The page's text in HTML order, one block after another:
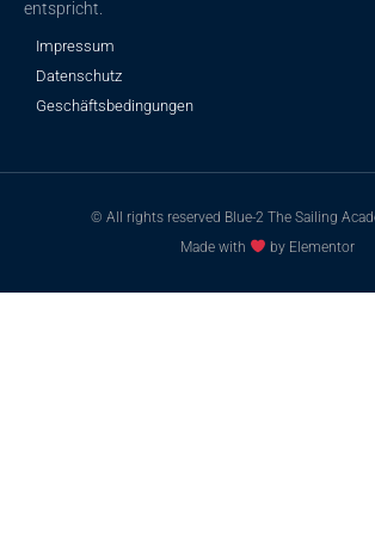
entspricht.
Impressum
Datenschutz
Geschäftsbedingungen
© All rights reserved Blue-2 The Sailing
Made with
by Elementor